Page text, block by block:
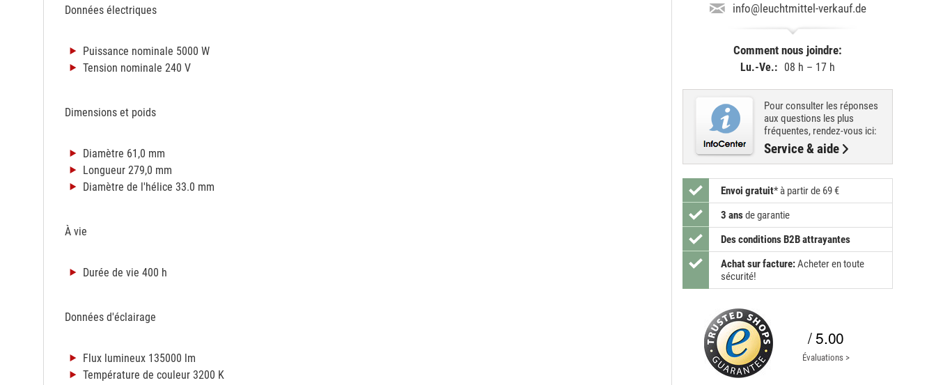
Données électriques
Puissance nominale 5000 W
Tension nominale 240 V
Dimensions et poids
Diamètre 61,0 mm
Longueur 279,0 mm
Diamètre de l'hélice 33.0 mm
À vie
Durée de vie 400 h
Données d'éclairage
Flux lumineux 135000 lm
Température de couleur 3200 K
info@leuchtmittel-verkauf.de
Comment nous joindre:
Lu.-Ve.: 08 h – 17 h
Pour consulter les réponses
aux questions les plus
fréquentes, rendez-vous ici:
Service & aide
Envoi gratuit* à partir de 69 €
3 ansde garantie
Des conditions B2B attrayantes
Achat sur facture:Acheter en toute
sécurité!
/ 5.00
Évaluations >